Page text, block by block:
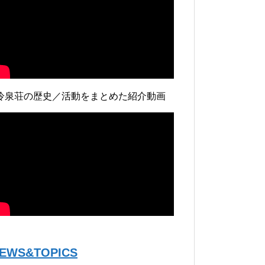
泉荘の歴史／活動をまとめた紹介動画